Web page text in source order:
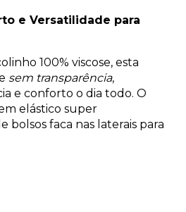
e Versatilidade para
100% viscose, esta
sem transparência,
e conforto o dia todo. O
elástico super
bolsos faca nas laterais para